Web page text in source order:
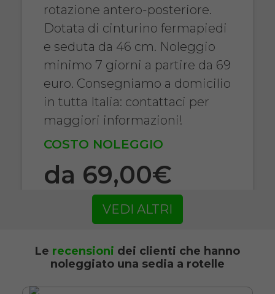
rotazione antero-posteriore.
Dotata di cinturino fermapiedi
e seduta da 46 cm. Noleggio
minimo 7 giorni a partire da 69
euro. Consegniamo a domicilio
in tutta Italia: contattaci per
maggiori informazioni!
COSTO NOLEGGIO
da 69,00€
SCHEDA COMPLETA
Noleggio Carrozzina
pieghevole ad autospinta
VEDI ALTRI
Le recensioni dei clienti che hanno
noleggiato una sedia a rotelle